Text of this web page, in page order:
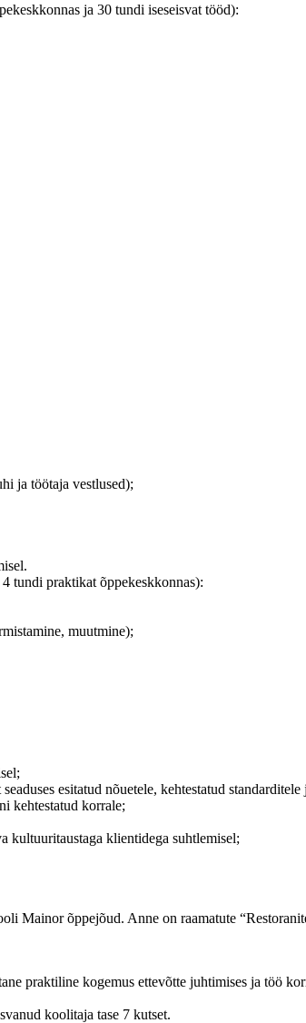
ja 30 tundi iseseisvat tööd):
ja töötaja vestlused);
tundi praktikat õppekeskkonnas):
muutmine);
esitatud nõuetele, kehtestatud standarditele
kehtestatud korrale;
kultuuritaustaga klientidega suhtlemisel;
Mainor õppejõud. Anne on raamatute
praktiline kogemus ettevõtte juhtimises ja töö
koolitaja tase 7 kutset.